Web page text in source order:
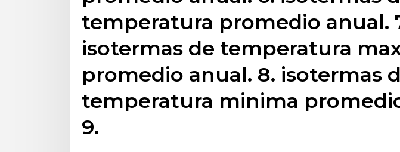
temperatura promedio anual.
isotermas de temperatura
promedio anual. 8. isotermas
temperatura minima
9.